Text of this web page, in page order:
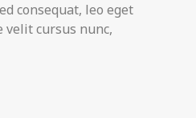
consequat, leo eget
velit cursus nunc,